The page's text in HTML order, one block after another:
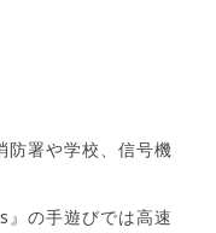
防署や学校、信号機
の手遊びでは高速